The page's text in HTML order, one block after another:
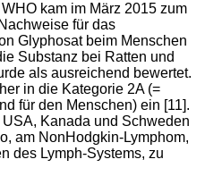
kam im März 2015 zum
für das
Glyphosat beim Menschen
Substanz bei Ratten und
als ausreichend bewertet.
in die Kategorie 2A (=
für den Menschen) ein [11].
Kanada und Schweden
am NonHodgkin-Lymphom,
des Lymph-Systems, zu